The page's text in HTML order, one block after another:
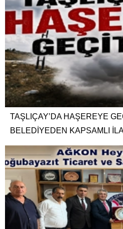
TAŞLIÇAY’DA HAŞEREYE
BELEDİYEDEN KAPSAMLI